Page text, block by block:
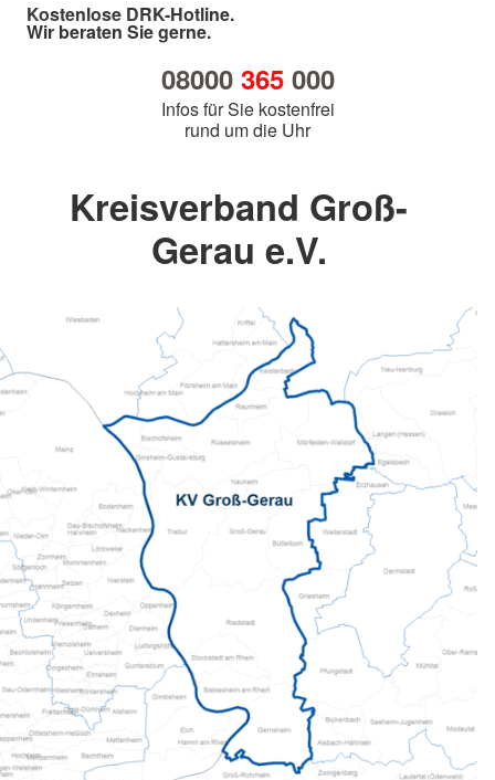
Kostenlose DRK-Hotline.
Wir beraten Sie gerne.
08000 365000
Infos für Sie kostenfrei
rund um die Uhr
Kreisverband Groß-
Gerau e.V.